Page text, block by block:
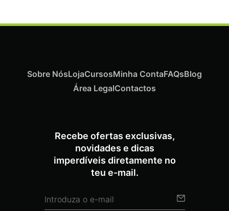
Recebe ofertas exclusivas,
novidades e dicas
imperdíveis diretamente no
teu e-mail.
Sobre NósLojaCursosMinha ContaFAQsBlog
Área LegalContactos